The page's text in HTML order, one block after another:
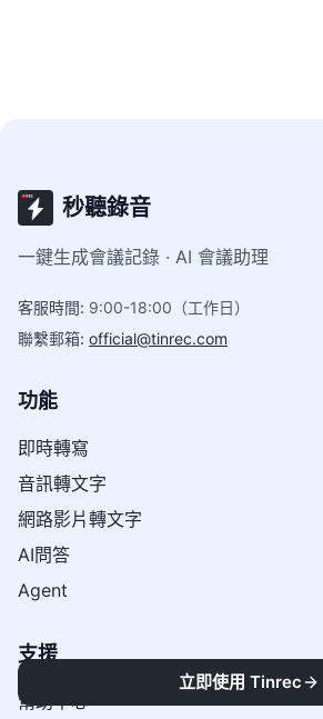
秒聽錄音
一鍵生成會議記錄 · AI 會議助理
客服時間: 9:00-18:00（工作日）
聯繫郵箱: official@tinrec.com
功能
即時轉寫
音訊轉文字
網路影片轉文字
AI問答
Agent
支援
幫助中心
立即使用 Tinrec